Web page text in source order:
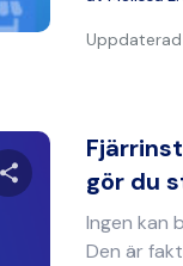
Twitter Facebook
Uppdaterad
Dela denna
gör du
Ingen kan
Den är